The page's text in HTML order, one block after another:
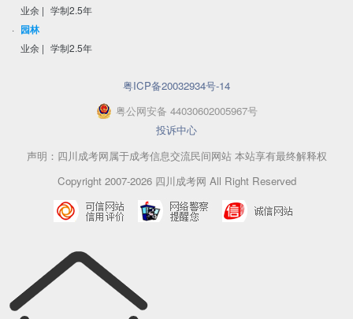
业余 | 学制2.5年
· 园林
业余 | 学制2.5年
粤ICP备20032934号-14
粤公网安备 44030602005967号
投诉中心
声明：四川成考网属于成考信息交流民间网站 本站享有最终解释权
Copyright 2007-2026 四川成考网 All Right Reserved